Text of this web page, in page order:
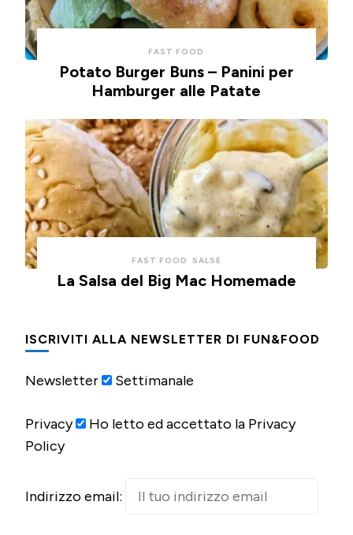
FAST FOOD
Potato Burger Buns – Panini per
Hamburger alle Patate
FAST FOOD SALSE
La Salsa del Big Mac Homemade
ISCRIVITI ALLA NEWSLETTER DI FUN&FOOD
Newsletter Settimanale
Privacy
Ho letto ed accettato la Privacy
Policy
Indirizzo email: